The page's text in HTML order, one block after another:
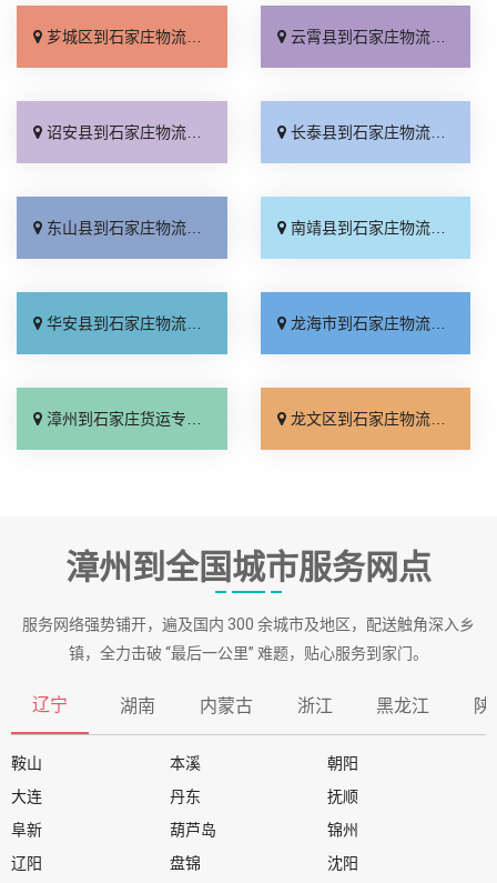
芗城区到石家庄物流专线_全境到达「需要几天」 云霄县到石家庄物流专线_上门取件「价格透明」
诏安县到石家庄物流专线_定点发车「放心物流」 长泰县到石家庄物流专线_价格实惠「直达特快专线」
东山县到石家庄物流专线_快速响应「一站式托运」 南靖县到石家庄物流专线_费用多少「不随意加价」
华安县到石家庄物流专线_市县闪送「省事省心」 龙海市到石家庄物流专线_要几天到「随叫随到」
漳州到石家庄货运专线-漳州到石家庄物流公司_专线直达「全境配送」 龙文区到石家庄物流专线_门到门接送「高速快运」
漳州到全国城市服务网点
服务网络强势铺开，遍及国内 300 余城市及地区，配送触角深入乡
镇，全力击破 “最后一公里” 难题，贴心服务到家门。
辽宁 湖南 内蒙古 浙江 黑龙江 陕
鞍山 本溪
朝阳
大连
丹东
抚顺
阜新
葫芦岛
锦州
辽阳
盘锦
沈阳